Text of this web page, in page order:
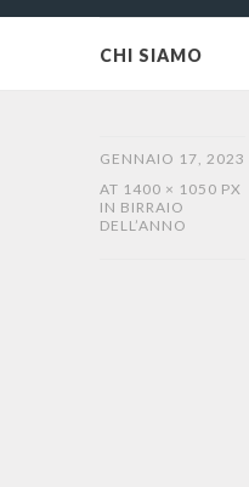
CHI SIAMO
GENNAIO 17, 2023
AT 1400 × 1050 PX
IN BIRRAIO
DELL’ANNO